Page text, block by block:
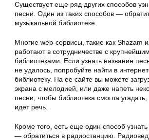
Существует еще ряд других способов
песни. Один из таких способов —
музыкальной библиотеке.
Многие web-сервисы, такие как Shazam
работают в сотрудничестве с
библиотеками. Если узнать название
не удалось, попробуйте найти в
библиотеку. На ее сайте вы можете
экрана с мелодией, или даже напеть
песни, чтобы библиотека смогла
идет речь.
Кроме того, есть еще один способ
— обратиться в радиостанцию.